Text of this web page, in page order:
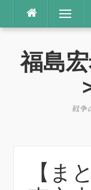
テ
メニュー
福島
戦争
【ま